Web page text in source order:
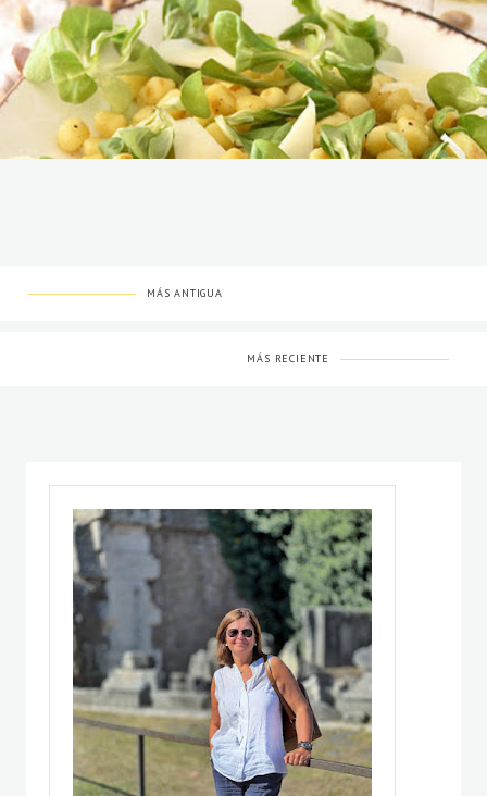
MÁS ANTIGUA
MÁS RECIENTE